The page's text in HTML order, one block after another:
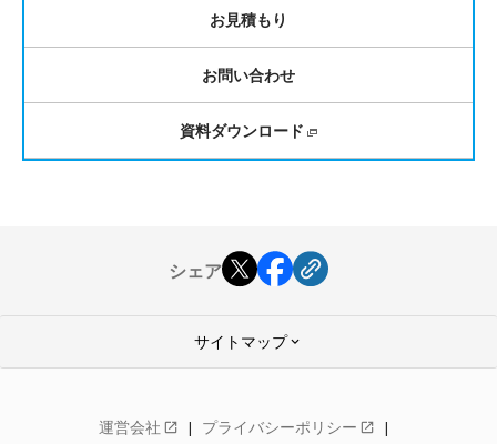
お見積もり
お問い合わせ
資料ダウンロード
シェア
サイトマップkeyboard_arrow_down
Advanceシリーズ
運営会社 open_in_new プライバシーポリシー open_in_new